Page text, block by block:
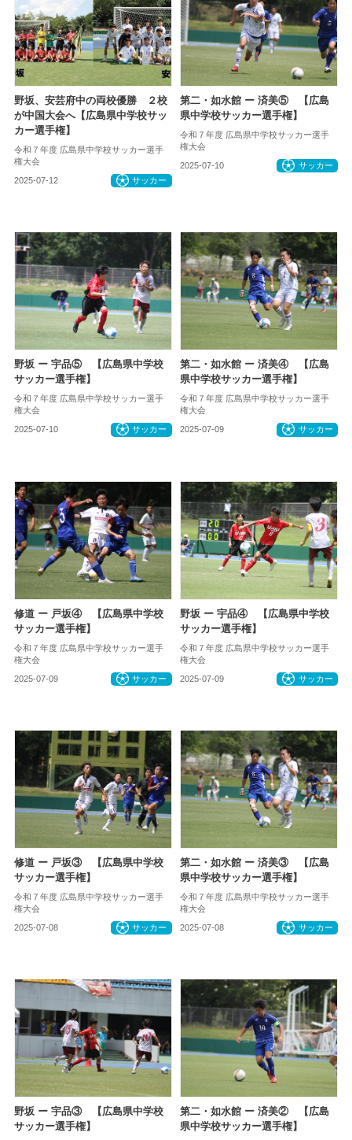
野坂、安芸府中の両校優勝 ２校
が中国大会へ【広島県中学校サッ
カー選手権】
令和７年度 広島県中学校サッカー選手
権大会
2025-07-12 サッカー
第二・如水館 ー 済美⑤ 【広島
県中学校サッカー選手権】
令和７年度 広島県中学校サッカー選手
権大会
2025-07-10 サッカー
野坂 ー 宇品⑤ 【広島県中学校
サッカー選手権】
令和７年度 広島県中学校サッカー選手
権大会
2025-07-10 サッカー
第二・如水館 ー 済美④ 【広島
県中学校サッカー選手権】
令和７年度 広島県中学校サッカー選手
権大会
2025-07-09 サッカー
修道 ー 戸坂④ 【広島県中学校
サッカー選手権】
令和７年度 広島県中学校サッカー選手
権大会
2025-07-09 サッカー
野坂 ー 宇品④ 【広島県中学校
サッカー選手権】
令和７年度 広島県中学校サッカー選手
権大会
2025-07-09 サッカー
修道 ー 戸坂③ 【広島県中学校
サッカー選手権】
令和７年度 広島県中学校サッカー選手
権大会
2025-07-08 サッカー
第二・如水館 ー 済美③ 【広島
県中学校サッカー選手権】
令和７年度 広島県中学校サッカー選手
権大会
2025-07-08 サッカー
野坂 ー 宇品③ 【広島県中学校
サッカー選手権】
第二・如水館 ー 済美② 【広島
県中学校サッカー選手権】